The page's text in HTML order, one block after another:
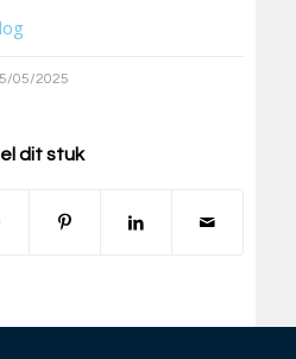
05/2025
dit stuk